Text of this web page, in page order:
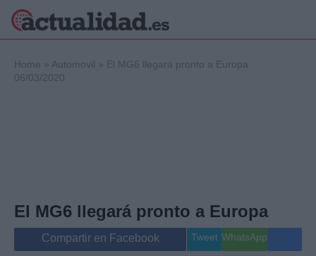
Internacional
Salud y Bienestar
Gente
Home » Automovil » El MG6 llegará pronto a Europa
06/03/2020
El MG6 llegará pronto a Europa
Compartir en Facebook Tweet WhatsApp